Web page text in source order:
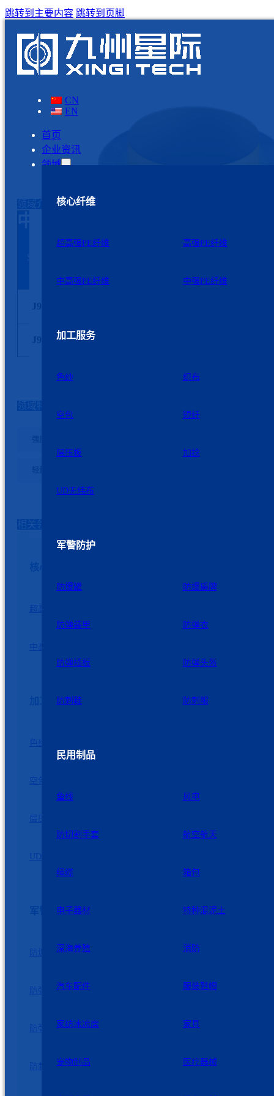
跳转到主要内容 跳转到页脚
CN
EN
首页
企业资讯
领域
核心纤维
超高强PE纤维 高强PE纤维
中高强PE纤维 中强PE纤维
加工服务
色纱 织布
空包 短纤
层压板 加捻
UD无纬布
军警防护
防爆罐 防爆盾牌
防弹装甲 防弹衣
防弹插板 防弹头盔
防刺鞋 防刺服
民用制品
鱼线 风电
防切割手套 航空航天
绳缆 箱包
电子器材 特种混泥土
深海养殖 消防
汽车配件 服装鞋帽
家纺冰凉席 家具
宠物制品 医疗器械
中高强PE纤维
领域介绍
规格
Specifications
Tensile
Strength
Elongation at
Break
Modulus
cN/dtex cN/dtex
J96 1600D
J97 1600D
*上述纤维参数仅供参考，详情咨询公司销售。
领域特性
相关领域
超高强PE纤维
中高强PE纤维
加工服务
色纱
空包
层压板
UD无纬布
军警防护
防爆罐 防爆盾牌
防弹装甲
防弹插板 防弹头盔
防刺鞋